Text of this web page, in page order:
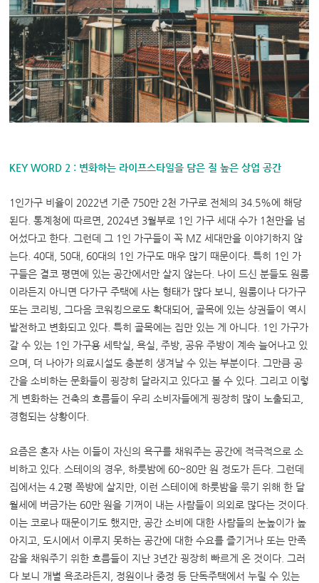
KEY WORD 2 : 변화하는 라이프스타일을 담은 질 높은 상업 공간
1인가구 비율이 2022년 기준 750만 2천 가구로 전체의 34.5%에 해당
된다 .통계청에 따르면 , 2024년 3월부로 1인 가구 세대 수가 1천만을 넘
어섰다고 한다
그런데 그 1인 가구들이 꼭 MZ세대만을 이야기하지 않
는다 . 40대 , 50대 , 60대의 1인 가구도 매우 많기 때문이다 .특히 1인 가
구들은 결코 평면에 있는 공간에서만 살지 않는다 나이 드신 분들도 원룸
이라든지 아니면 다가구 주택에 사는 형태가 많다 보니
,원룸이나 다가구
또는 코리빙
그다음 코워킹으로도 확대되어 ,골목에 있는 상권들이 역시
발전하고 변화되고 있다 .특히 골목에는 집만 있는 게 아니다 . 1인 가구가
갈 수 있는 1인 가구용 세탁실 ,욕실 ,주방 ,공유 주방이 계속 늘어나고 있
으며
더 나아가 의료시설도 충분히 생겨날 수 있는 부분이다
그만큼 공
간을 소비하는 문화들이 굉장히 달라지고 있다고 볼 수 있다
그리고 이렇
게 변화하는 건축의 흐름들이 우리 소비자들에게 굉장히 많이 노출되고
경험되는 상황이다
요즘은 혼자 사는 이들이 자신의 욕구를 채워주는 공간에 적극적으로 소
비하고 있다 스테이의 경우 ,하룻밤에 60~80만 원 정도가 든다
그런데
집에서는4.2평 쪽방에 살지만 이런 스테이에 하룻밤을 묶기 위해 한 달
월세에 버금가는 60만 원을 기꺼이 내는 사람들이 의외로 많다는 것이다
이는 코로나 때문이기도 했지만 ,공간 소비에 대한 사람들의 눈높이가 높
아지고
도시에서 이루지 못하는 공간에 대한 수요를 즐기거나 또는 만족
감을 채워주기 위한 흐름들이 지난 3년간 굉장히 빠르게 온 것이다
그러
다 보니 개별 욕조라든지
정원이나 중정 등 단독주택에서 누릴 수 있는